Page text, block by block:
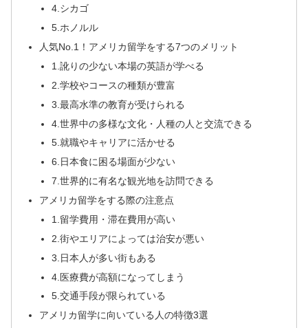
4.シカゴ
5.ホノルル
人気No.1！アメリカ留学をする7つのメリット
1.訛りの少ない本場の英語が学べる
2.学校やコースの種類が豊富
3.最高水準の教育が受けられる
4.世界中の多様な文化・人種の人と交流できる
5.就職やキャリアに活かせる
6.日本食に困る場面が少ない
7.世界的に有名な観光地を訪問できる
アメリカ留学をする際の注意点
1.留学費用・滞在費用が高い
2.街やエリアによっては治安が悪い
3.日本人が多い街もある
4.医療費が高額になってしまう
5.交通手段が限られている
アメリカ留学に向いている人の特徴3選